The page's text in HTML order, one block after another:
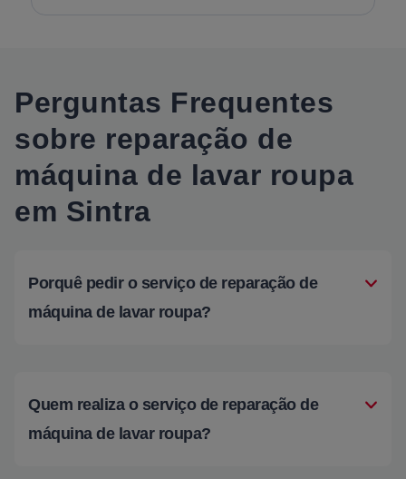
Perguntas Frequentes
sobre reparação de
máquina de lavar roupa
em Sintra
Porquê pedir o serviço de reparação de
máquina de lavar roupa?
Quem realiza o serviço de reparação de
máquina de lavar roupa?